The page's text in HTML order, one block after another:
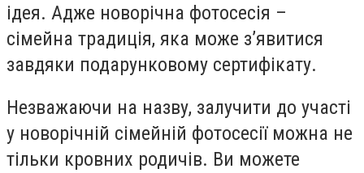
ідея. Адже новорічна фотосесія –
сімейна традиція, яка може з’явитися
завдяки подарунковому сертифікату.
Незважаючи на назву, залучити до участі
у новорічній сімейній фотосесії можна не
тільки кровних родичів. Ви можете